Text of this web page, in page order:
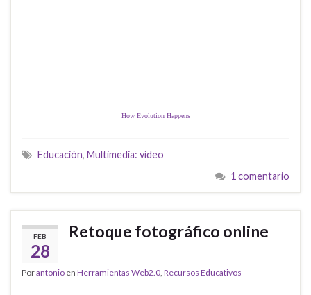
How Evolution Happens
Educación, Multimedia: vídeo
1 comentario
FEB
28
Retoque fotográfico online
Porantonio en Herramientas Web2.0 Recursos Educativos